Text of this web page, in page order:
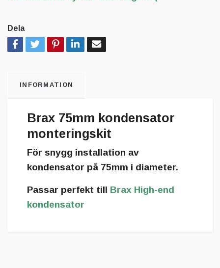
Dela
INFORMATION
Brax 75mm kondensator
monteringskit
För snygg installation av
kondensator på 75mm i diameter.
Passar perfekt till Brax High-end
kondensator